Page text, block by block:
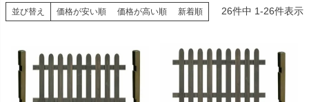
並び替え 価格が安い順 価格が高い順 新着順 26件中 1-26件表示